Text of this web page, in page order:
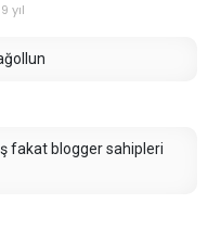
9 yıl
fakat blogger sahipleri